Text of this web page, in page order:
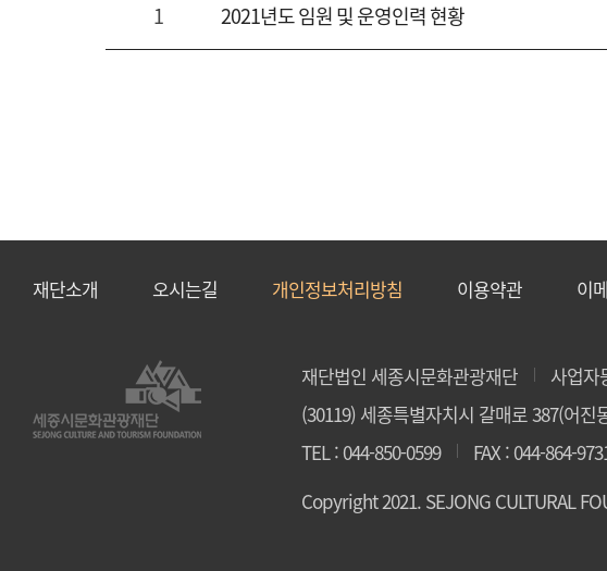
작성자
있습니다.
1 2021년도 임원 및 운영인력 현황
재단소개 오시는길 개인정보처리방침 이용약관 이
재단법인 세종시문화관광재단 사업자
(30119) 세종특별자치시 갈매로 387(어진
TEL : 044-850-0599
FAX : 044-864-
Copyright 2021. SEJONG CULTURAL